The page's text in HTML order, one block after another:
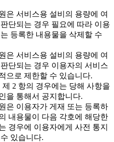
은 서비스용 설비의 용량에 여
단되는 경우 필요에 따라 이용
등록한 내용물을 삭제할 수
은 서비스용 설비의 용량에 여
단되는 경우 이용자의 서비스
으로 제한할 수 있습니다.
2 항의 경우에는 당해 사항을
을 통해서 공지합니다.
은 이용자가 게재 또는 등록하
내용물이 다음 각호에 해당한
경우에 이용자에게 사전 통지
있습니다.